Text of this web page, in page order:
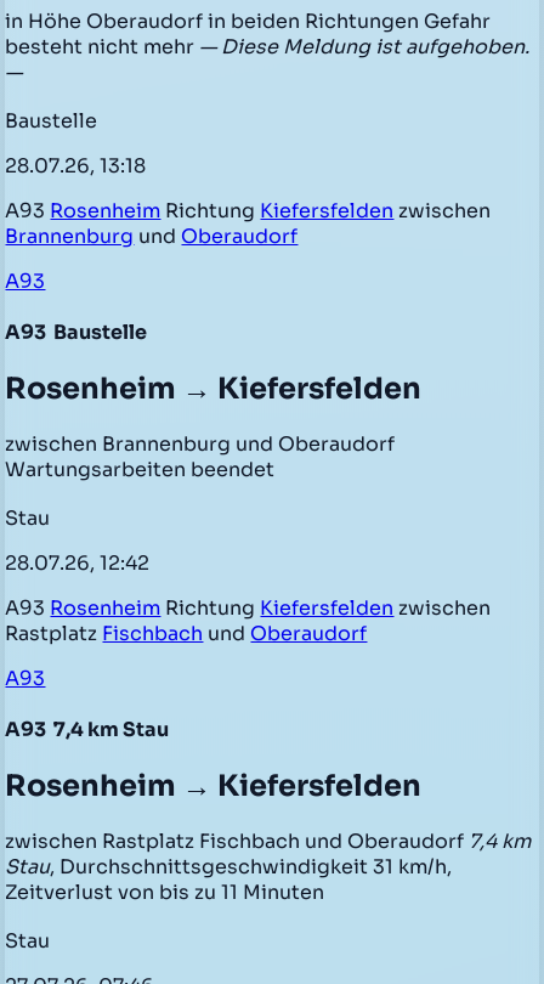
in Höhe Oberaudorf in beiden Richtungen Gefahr
besteht nicht mehr — Diese Meldung ist aufgehoben.
—
Baustelle
28.07.26, 13:18
A93 Rosenheim Richtung Kiefersfelden zwischen
Brannenburg und Oberaudorf
A93
A93 Baustelle
Rosenheim → Kiefersfelden
zwischen Brannenburg und Oberaudorf
Wartungsarbeiten beendet
Stau
28.07.26, 12:42
A93 Rosenheim Richtung Kiefersfelden zwischen
Rastplatz Fischbach und Oberaudorf
A93
A93 7,4 km Stau
Rosenheim → Kiefersfelden
zwischen Rastplatz Fischbach und Oberaudorf 7,4 km
Stau, Durchschnittsgeschwindigkeit 31 km/h,
Zeitverlust von bis zu 11 Minuten
Stau